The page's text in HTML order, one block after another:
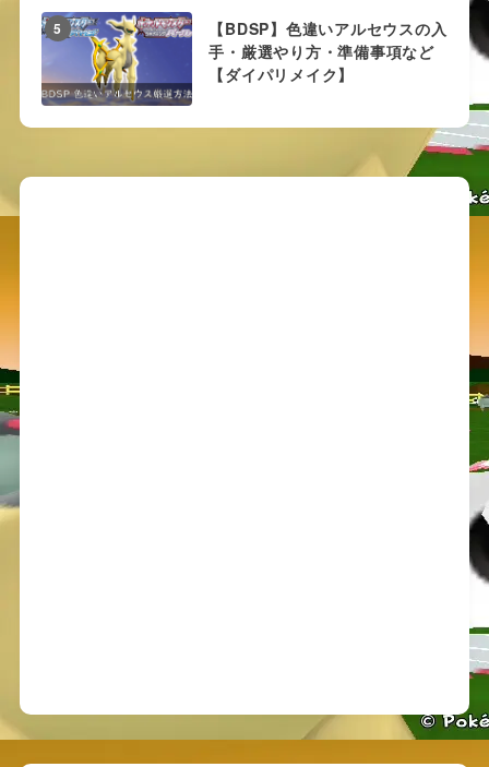
定シンボルの目の前でレポートを書いて
個体が固定されてしまう仕様が追加され
た。
よって視界から外したり、エリア移動を
が、ただポケモンに話しかけて色を確認
の操作だけで出来ないものが一部存在す
説する。
5
【BDSP】色違いアルセウスの入
手・厳選やり方・準備事項など
【ダイパリメイク】